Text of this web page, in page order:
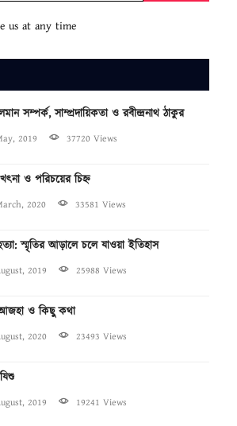
us at any time
সম্পর্ক, সাম্প্রদায়িকতা ও রবীন্দ্রনাথ ঠাকুর
2019 37720 Views
ও পরিচয়ের চিহ্ন
2020 33581 Views
স্মৃতির আড়ালে চলে যাওয়া ইতিহাস
2019 25988 Views
ও কিছু কথা
2020 23493 Views
2019 19241 Views